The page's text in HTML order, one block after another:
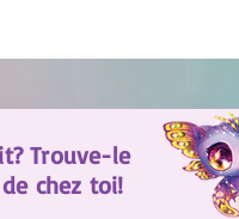
Trouve-le
chez toi!